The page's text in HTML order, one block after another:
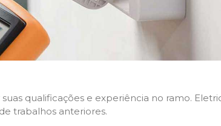
qualificações e experiência no ramo.
trabalhos anteriores.